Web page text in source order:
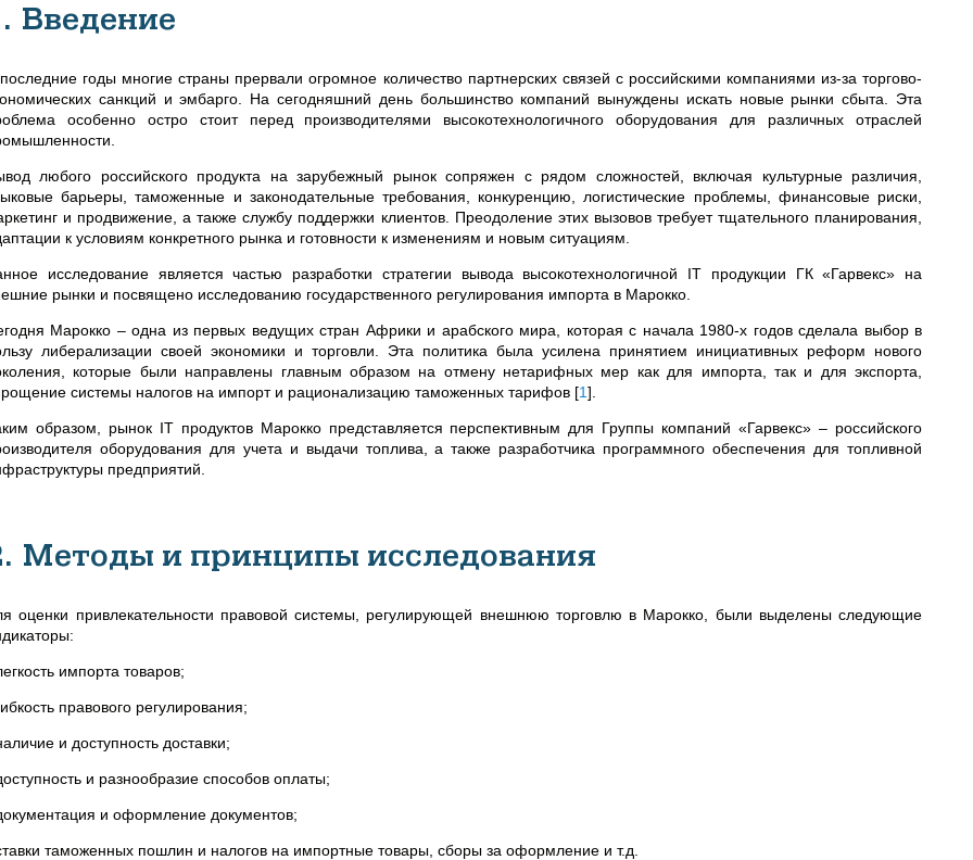
Введение
годы многие страны прервали огромное количество партнерских связей с российскими компаниями из-за торгово-
санкций и эмбарго. На сегодняшний день большинство компаний вынуждены искать новые рынки сбыта. Эта
особенно остро стоит перед производителями высокотехнологичного оборудования для различных отраслей
любого российского продукта на зарубежный рынок сопряжен с рядом сложностей, включая культурные различия,
барьеры, таможенные и законодательные требования, конкуренцию, логистические проблемы, финансовые риски,
и продвижение, а также службу поддержки клиентов. Преодоление этих вызовов требует тщательного планирования,
к условиям конкретного рынка и готовности к изменениям и новым ситуациям.
исследование является частью разработки стратегии вывода высокотехнологичной IT продукции ГК «Гарвекс» на
рынки и посвящено исследованию государственного регулирования импорта в Марокко.
Марокко – одна из первых ведущих стран Африки и арабского мира, которая с начала 1980-х годов сделала выбор в
либерализации своей экономики и торговли. Эта политика была усилена принятием инициативных реформ нового
которые были направлены главным образом на отмену нетарифных мер как для импорта, так и для экспорта,
системы налогов на импорт и рационализацию таможенных тарифов [1]
образом, рынок IT продуктов Марокко представляется перспективным для Группы компаний «Гарвекс» – российского
оборудования для учета и выдачи топлива, а также разработчика программного обеспечения для топливной
предприятий.
Методы и принципы исследования
оценки привлекательности правовой системы, регулирующей внешнюю торговлю в Марокко, были выделены следующие
импорта товаров;
правового регулирования;
и доступность доставки;
и разнообразие способов оплаты;
и оформление документов;
таможенных пошлин и налогов на импортные товары, сборы за оформление и т.д.